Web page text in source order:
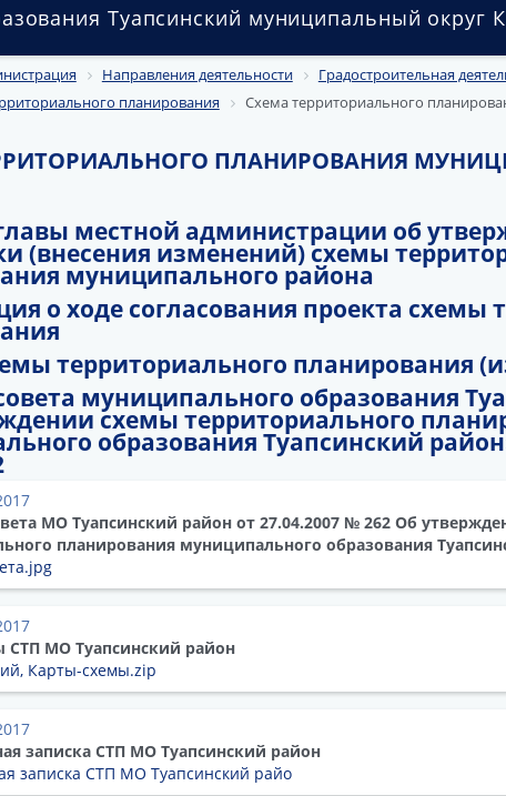
Туапсинский муниципальный округ
Направления деятельности
Градостроительная
планирования
Схема территориального
ПЛАНИРОВАНИЯ
местной администрации об
(внесения изменений) схемы
муниципального района
о ходе согласования проекта схемы
территориального планирования
муниципального образования
схемы территориального
образования Туапсинский
МО Туапсинский район от 27.04.2007 № 262 Об
планирования муниципального образования
СТП МО Туапсинский район
Карты-схемы.zip
записка СТП МО Туапсинский район
записка СТП МО Туапсинский райо